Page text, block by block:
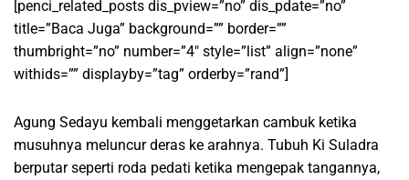
[penci_related_posts dis_pview=”no” dis_pdate=”no”
title=”Baca Juga” background=”” border=””
thumbright=”no” number=”4″ style=”list” align=”none”
withids=”” displayby=”tag” orderby=”rand”]
Agung Sedayu kembali menggetarkan cambuk ketika
musuhnya meluncur deras ke arahnya. Tubuh Ki Suladra
berputar seperti roda pedati ketika mengepak tangannya,